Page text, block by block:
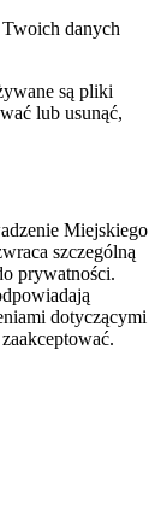
Twoich danych
są pliki
lub usunąć,
Miejskiego
szczególną
prywatności.
dotyczącymi